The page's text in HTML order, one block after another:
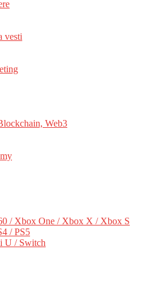
vesti
Web3
/ Xbox One / Xbox X / Xbox S
/ PS5
U / Switch